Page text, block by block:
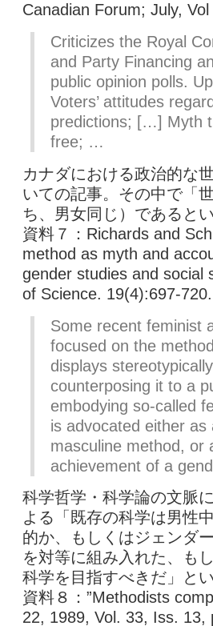
Canadian Forum; July,
Criticizes the Royal
and Party Financing
public opinion polls.
Voters’ attitudes
predictions; […] Myth
free; …
カナダにおける政治的な
いての記事。その中で「
ち、男女同じ）であると
資料７：Richards and
method as myth and
gender studies and social
of Science. 19(4):697-720.
Some recent feminist
focused on the
displays
counterposing it to a
embodying so-called
is advocated either
masculine method, or
achievement of a
科学哲学・科学論の文脈
よる「既存の科学は男性
的か、もしくはジェンダ
を対等に組み入れた、も
科学を目指すべきだ」と
資料８：”Methodists
22, 1989, Vol. 33, Iss. 13,